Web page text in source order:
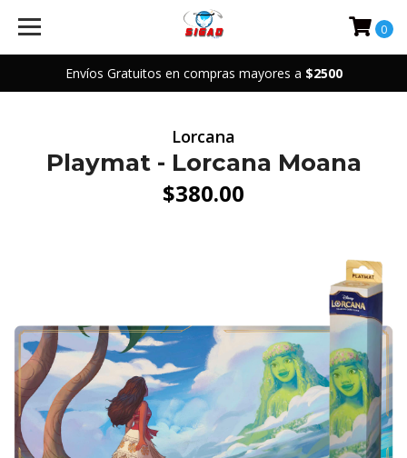
Envíos Gratuitos en compras mayores a $2500
0
Lorcana
Playmat - Lorcana Moana
$380.00